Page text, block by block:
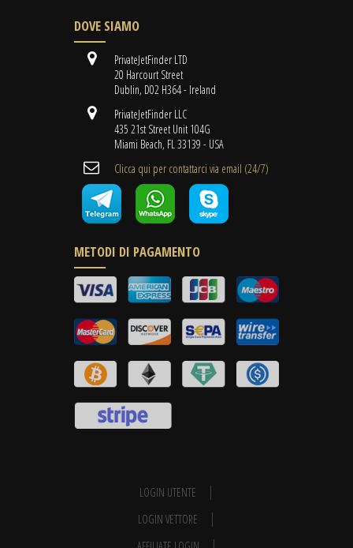
DOVE SIAMO
PrivateJetFinder LTD
20 Harcourt Street
Dublin, D02 H364 - Ireland
PrivateJetFinder LLC
435 21st Street Unit 104G
Miami Beach, FL 33139 - USA
Clicca qui per contattarci via email (24/7)
METODI DI PAGAMENTO
LOGIN UTENTE
LOGIN VETTORE